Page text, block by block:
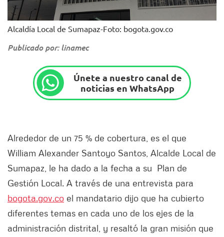
Alcaldía Local de Sumapaz-Foto: bogota.gov.co
Publicado por: linamec
Únete a nuestro canal de
noticias en WhatsApp
Alrededor de un 75 % de cobertura, es el que
William Alexander Santoyo Santos, Alcalde Local de
Sumapaz, le ha dado a la fecha a su Plan de
Gestión Local. A través de una entrevista para
bogota.gov.co el mandatario dijo que ha cubierto
diferentes temas en cada uno de los ejes de la
administración distrital, y resaltó la gran misión que